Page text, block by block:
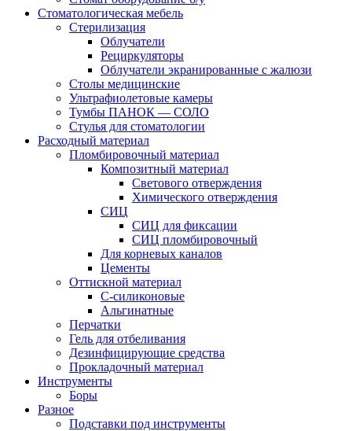
Стоматологическая мебель
Стерилизация
Облучатели
Рециркуляторы
Облучатели экранированные с жалюзи
Столы медицинские
Ультрафиолетовые камеры
Тумбы ПАНОК — СОЛО
Стулья для стоматологии
Расходный материал
Пломбировочный материал
Композитный материал
Светового отверждения
Химического отверждения
СИЦ
СИЦ для фиксации
СИЦ пломбировочный
Для корневых каналов
Цементы
Оттискной материал
С-силиконовые
Альгинатные
Перчатки
Гель для отбеливания
Дезинфицирующие средства
Прокладочный материал
Инструменты
Боры
Разное
Подставки под инструменты